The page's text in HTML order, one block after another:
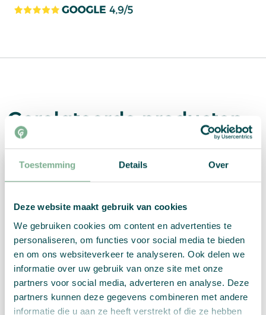
Toestemming Details Over
Deze website maakt gebruik van cookies
We gebruiken cookies om content en advertenties te
personaliseren, om functies voor social media te bieden
en om ons websiteverkeer te analyseren. Ook delen we
informatie over uw gebruik van onze site met onze
partners voor social media, adverteren en analyse. Deze
partners kunnen deze gegevens combineren met andere
informatie die u aan ze heeft verstrekt of die ze hebben
Gerelateerde producten